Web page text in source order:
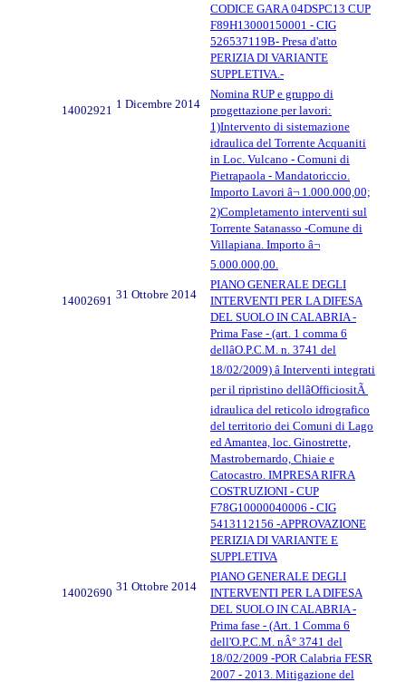
CODICE GARA 04DSPC13 CUP
F89H13000150001 - CIG
526537119B- Presa d'atto
PERIZIA DI VARIANTE
SUPPLETIVA.-
14002921 1 Dicembre 2014
Nomina RUP e gruppo di
progettazione per lavori:
1)Intervento di sistemazione
idraulica del Torrente Acquaniti
in Loc. Vulcano - Comuni di
Pietrapaola - Mandatoriccio.
Importo Lavori â¬ 1.000.000,00;
2)Completamento interventi sul
Torrente Satanasso -Comune di
Villapiana. Importo â¬
5.000.000,00.
14002691 31 Ottobre 2014
PIANO GENERALE DEGLI
INTERVENTI PER LA DIFESA
DEL SUOLO IN CALABRIA -
Prima Fase - (art. 1 comma 6
dellâO.P.C.M. n. 3741 del
18/02/2009) â Interventi integrati
per il ripristino dellâOfficiositÃ
idraulica del reticolo idrografico
del territorio dei Comuni di Lago
ed Amantea, loc. Ginostrette,
Mastrobernardo, Chiaie e
Catocastro. IMPRESA RIFRA
COSTRUZIONI - CUP
F78G10000040006 - CIG
5413112156 -APPROVAZIONE
PERIZIA DI VARIANTE E
SUPPLETIVA
14002690 31 Ottobre 2014
PIANO GENERALE DEGLI
INTERVENTI PER LA DIFESA
DEL SUOLO IN CALABRIA -
Prima fase - (Art. 1 Comma 6
dell'O.P.C.M. nÂ° 3741 del
18/02/2009 -POR Calabria FESR
2007 - 2013. Mitigazione del